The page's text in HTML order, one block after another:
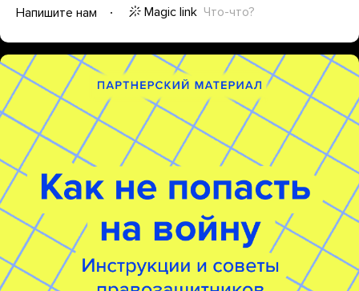
Напишите нам
Magic link Что-что?